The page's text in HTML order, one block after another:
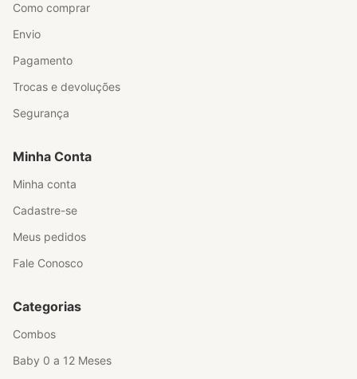
Como comprar
Envio
Pagamento
Trocas e devoluções
Segurança
Minha Conta
Minha conta
Cadastre-se
Meus pedidos
Fale Conosco
Categorias
Combos
Baby 0 a 12 Meses